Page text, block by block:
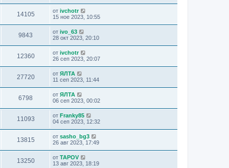
14105 от ivchotr
15 ное 2023, 10:55
9843 от ivo_63
28 окт 2023, 20:10
12360 от ivchotr
26 сеп 2023, 20:07
27720 от ЯЛТА
11 сеп 2023, 11:44
6798 от ЯЛТА
06 сеп 2023, 00:02
11093 от Franky85
04 сеп 2023, 12:32
13815 от sasho_bg3
26 авг 2023, 17:49
13250 от TAPOV
13 авг 2023, 18:19